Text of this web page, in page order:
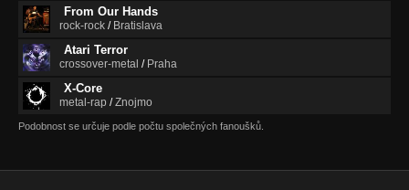
From Our Hands
rock-rock / Bratislava
Atari Terror
crossover-metal / Praha
X-Core
metal-rap /Znojmo
Podobnost se určuje podle počtu společných fanoušků.